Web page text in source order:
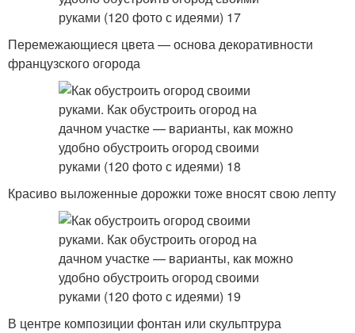
Перемежающиеся цвета — основа декоративности
французского огорода
Красиво выложенные дорожки тоже вносят свою лепту
В центре композиции фонтан или скульптрура